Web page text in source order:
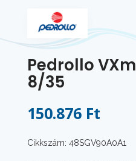
Pedrollo VXm
8/35
150.876 Ft
Cikkszám: 48SGV90A0A1